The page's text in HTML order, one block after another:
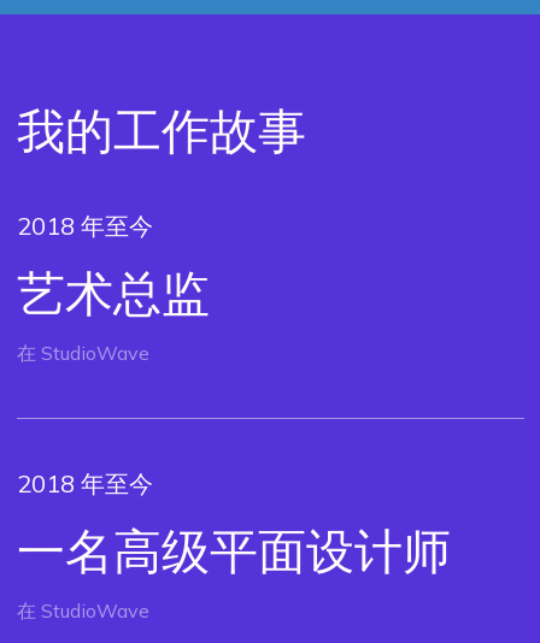
我的工作故事
2018 年至今
艺术总监
在 StudioWave
2018 年至今
一名高级平面设计师
在 StudioWave